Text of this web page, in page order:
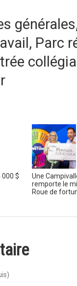
générales
, Parc
000 $
Une
remporte le
Roue de